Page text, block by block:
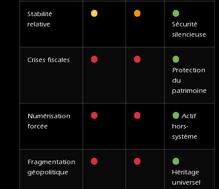
Stabilité
relative
Sécurité
silencieuse
Crises fiscales
Protection
du
patrimoine
Numérisation
forcée
Actif
hors-
système
Fragmentation
géopolitique
Héritage
universel